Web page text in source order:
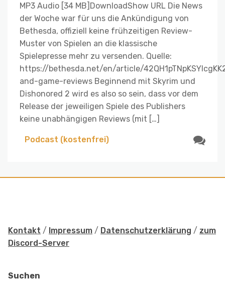
MP3 Audio [34 MB]DownloadShow URL Die News
der Woche war für uns die Ankündigung von
Bethesda, offiziell keine frühzeitigen Review-
Muster von Spielen an die klassische
Spielepresse mehr zu versenden. Quelle:
https://bethesda.net/en/article/
and-game-reviews Beginnend mit Skyrim und
Dishonored 2 wird es also so sein, dass vor dem
Release der jeweiligen Spiele des Publishers
keine unabhängigen Reviews (mit […]
Podcast (kostenfrei)
Kontakt / Impressum / Datenschutzerklärung / zum
Discord-Server
Suchen